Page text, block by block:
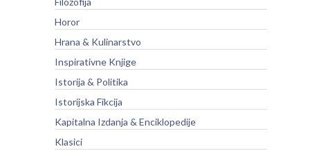
Horor
Hrana & Kulinarstvo
Inspirativne Knjige
Istorija & Politika
Istorijska Fikcija
Kapitalna Izdanja & Enciklopedije
Klasici